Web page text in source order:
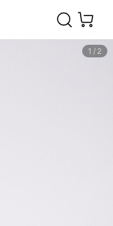
1 / 2